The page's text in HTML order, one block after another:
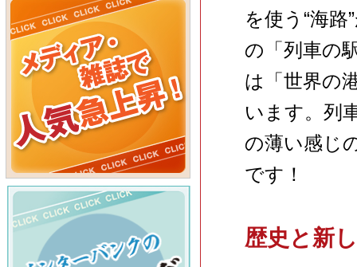
を使う“海
の「列車の
は「世界の
います。列
の薄い感じ
です！
歴史と新